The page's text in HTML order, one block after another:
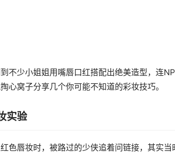
不少小姐姐用嘴唇口红搭配出绝美造型，连
心窝子分享几个你可能不知道的彩妆技巧。
实验
色唇妆时，被路过的少侠追着问链接，其实